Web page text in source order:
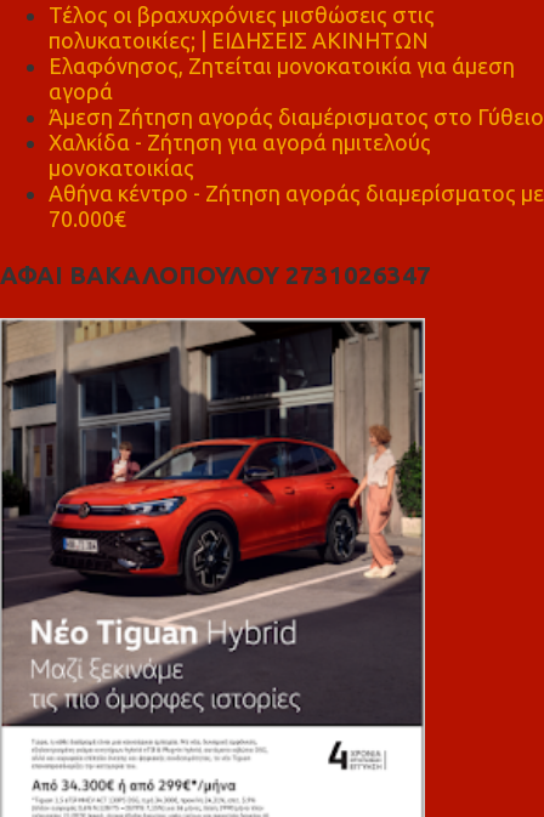
Τέλος οι βραχυχρόνιες μισθώσεις στις
πολυκατοικίες; | ΕΙΔΗΣΕΙΣ ΑΚΙΝΗΤΩΝ
Ελαφόνησος, Ζητείται μονοκατοικία για άμεση
αγορά
Άμεση Ζήτηση αγοράς διαμέρισματος στο Γύθειο
Χαλκίδα - Ζήτηση για αγορά ημιτελούς
μονοκατοικίας
Αθήνα κέντρο - Ζήτηση αγοράς διαμερίσματος με
70.000€
ΑΦΑΙ ΒΑΚΑΛΟΠΟΥΛΟΥ 2731026347